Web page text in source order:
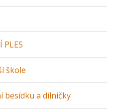
PLES
škole
besídku a dílničky